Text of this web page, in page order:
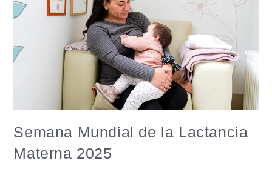
Semana Mundial de la Lactancia
Materna 2025